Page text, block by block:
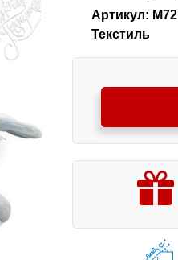
Артикул: М72
Текстиль